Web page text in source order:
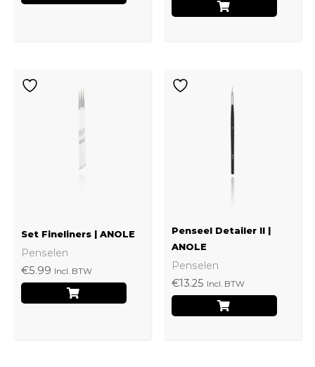
Set Fineliners | ANOLE
Penselen
€5.99 Incl. BTW
Penseel Detailer II |
ANOLE
Penselen
€13.25 Incl. BTW